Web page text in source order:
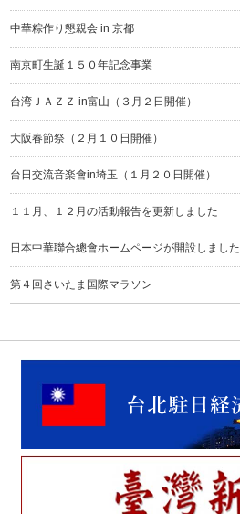
中華粽作り懇親会 in 京都
南京町生誕１５０年記念事業
台湾ＪＡＺＺ in富山（３月２日開催）
大阪春節祭（２月１０日開催）
台日交流音楽會in埼玉（１月２０日開催）
１１月、１２月の活動報告を更新しました
日本中華聯合總會ホームページが開設しました
第４回さいたま国際マラソン